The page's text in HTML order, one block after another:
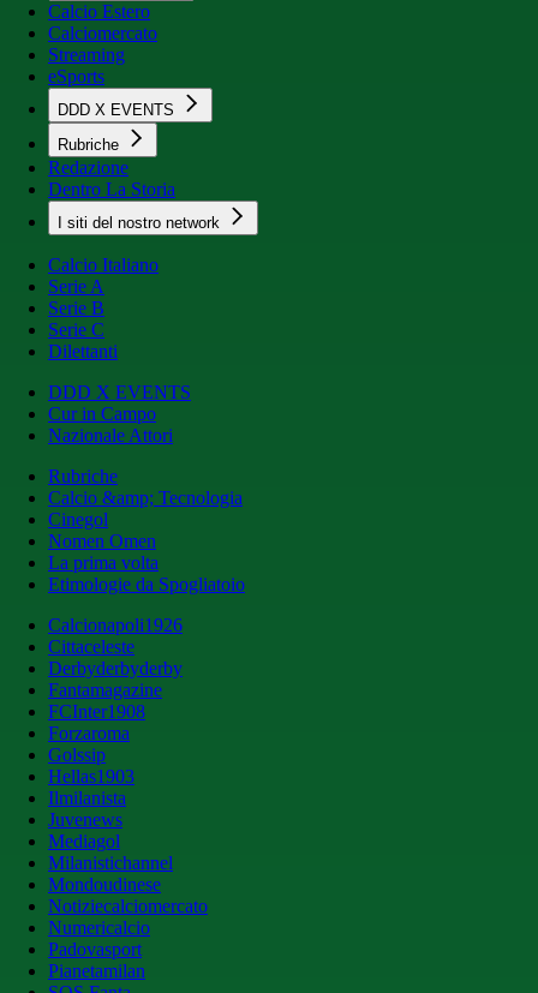
Calcio Estero
Calciomercato
Streaming
eSports
DDD X EVENTS
Rubriche
Redazione
Dentro La Storia
I siti del nostro network
Calcio Italiano
Serie A
Serie B
Serie C
Dilettanti
DDD X EVENTS
Cur in Campo
Nazionale Attori
Rubriche
Calcio &amp; Tecnologia
Cinegol
Nomen Omen
La prima volta
Etimologie da Spogliatoio
Calcionapoli1926
Cittaceleste
Derbyderbyderby
Fantamagazine
FCInter1908
Forzaroma
Golssip
Hellas1903
Ilmilanista
Juvenews
Mediagol
Milanistichannel
Mondoudinese
Notiziecalciomercato
Numericalcio
Padovasport
Pianetamilan